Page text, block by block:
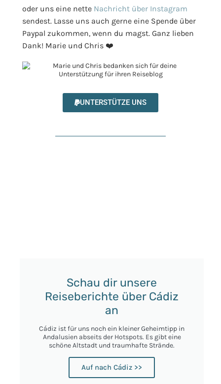
oder uns eine nette Nachricht über Instagram
sendest. Lasse uns auch gerne eine Spende über
Paypal zukommen, wenn du magst. Ganz lieben
Dank! Marie und Chris ❤️
UNTERSTÜTZE UNS
Schau dir unsere
Reiseberichte über Cádiz
an
Cádiz ist für uns noch ein kleiner Geheimtipp in
Andalusien abseits der Hotspots. Es gibt eine
schöne Altstadt und traumhafte Strände.
Auf nach Cádiz >>